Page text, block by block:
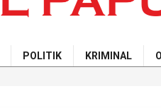
POLITIK KRIMINAL